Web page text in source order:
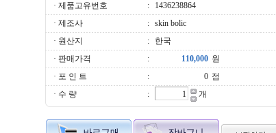
· 제품고유번호
:
1436238864
· 제조사
:
skin bolic
· 원산지
:
한국
· 판매가격
:
원
· 포 인 트
:
점
· 수 량
: 개